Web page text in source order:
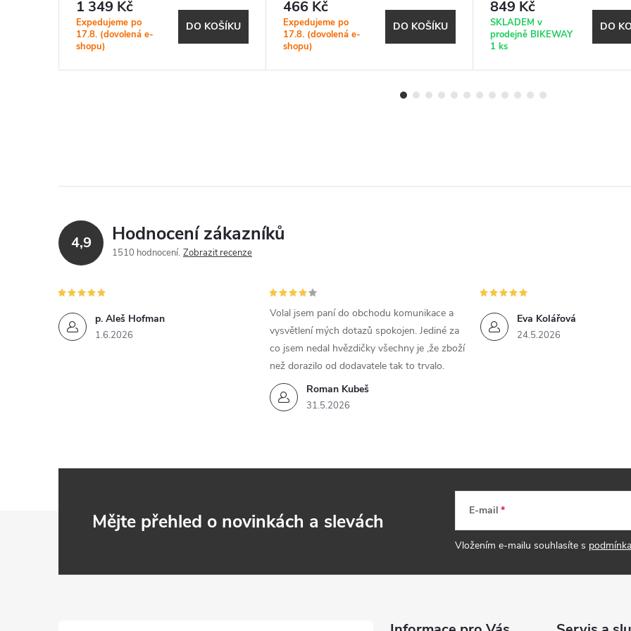
1 349 Kč
Expedujeme po
17.8. (dovolená e-
shopu)
DO KOŠÍKU
466 Kč
Expedujeme po
17.8. (dovolená e-
shopu)
DO KOŠÍKU
849 Kč
SKLADEM v
prodejně BIKEWAY
1 ks
DO
4,9 Hodnocení zákazníků
1510 hodnocení Zobrazit recenze
p. Aleš Hofman
1.6.2026
Roman Kubeš
31.5.2026
Volal jsem paní do obchodu komunikace a
vysvětlení mých dotazů spokojen. Jediné za
co jsem nedal hvězdičky všechny je ,že zboží
než dorazilo od dodavatele tak to trvalo.
Eva Kolářová
24.5.2026
Mějte přehled o novinkách a slevách E-mail
Vložením e-mailu souhlasíte s